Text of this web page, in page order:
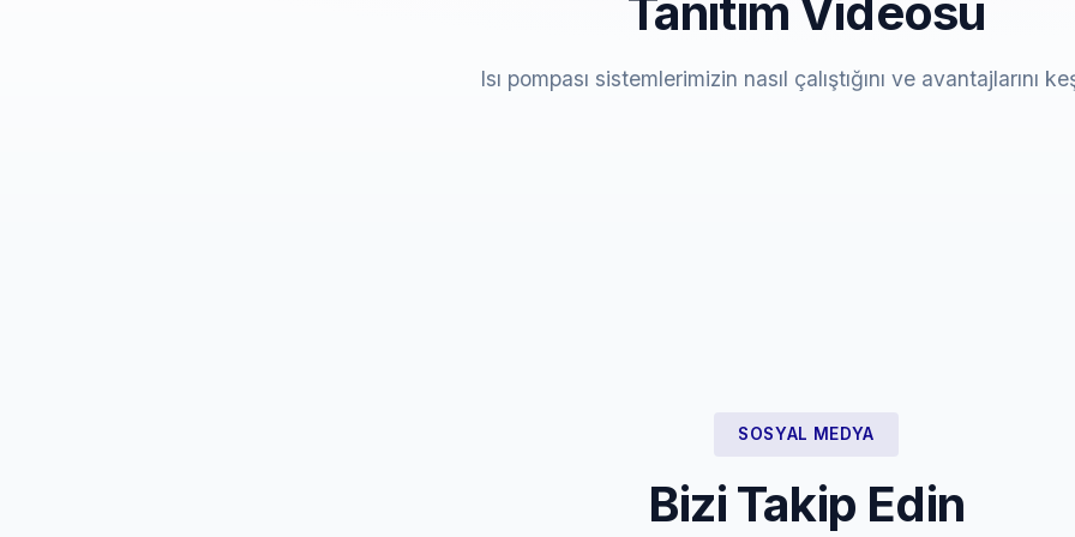
Tanıtım Videosu
Isı pompası sistemlerimizin nasıl çalıştığını ve avantajlarını
SOSYAL MEDYA
Bizi Takip Edin